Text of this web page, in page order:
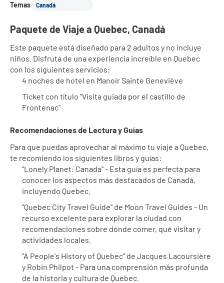
Temas
Canadá
Paquete de Viaje a Quebec, Canadá
Este paquete está diseñado para 2 adultos y no incluye
niños. Disfruta de una experiencia increíble en Quebec
con los siguientes servicios:
4 noches de hotel en Manoir Sainte Geneviève
Ticket con título "Visita guiada por el castillo de
Frontenac"
Recomendaciones de Lectura y Guías
Para que puedas aprovechar al máximo tu viaje a Quebec,
te recomiendo los siguientes libros y guías:
"Lonely Planet: Canada" - Esta guía es perfecta para
conocer los aspectos más destacados de Canadá,
incluyendo Quebec.
"Quebec City Travel Guide" de Moon Travel Guides - Un
recurso excelente para explorar la ciudad con
recomendaciones sobre dónde comer, qué visitar y
actividades locales.
"A People's History of Quebec" de Jacques Lacoursière
y Robin Philpot - Para una comprensión más profunda
de la historia y cultura de Quebec.